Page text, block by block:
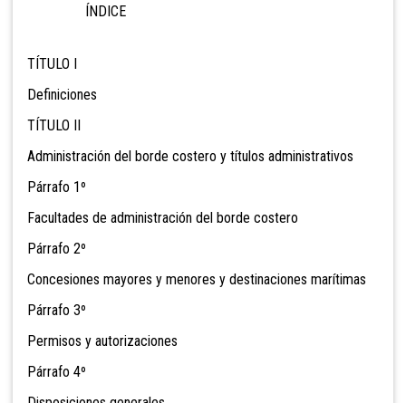
ÍNDICE
TÍTULO I
Definiciones
TÍTULO II
Administración del borde costero y títulos administrativos
Párrafo 1º
Facultades de administración del borde costero
Párrafo 2º
Concesiones mayores y menores y destinaciones marítimas
Párrafo 3º
Permisos y autorizaciones
Párrafo 4º